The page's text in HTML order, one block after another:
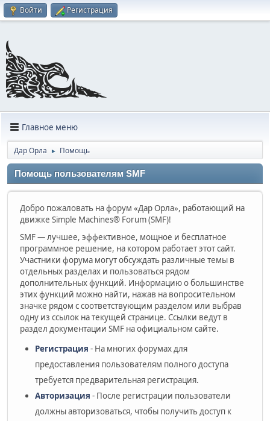
Войти Регистрация
Главное меню
Дар Орла ► Помощь
Помощь пользователям SMF
Добро пожаловать на форум «Дар Орла», работающий на
движке Simple Machines® Forum (SMF)!
SMF — лучшее, эффективное, мощное и бесплатное
программное решение, на котором работает этот сайт.
Участники форума могут обсуждать различные темы в
отдельных разделах и пользоваться рядом
дополнительных функций. Информацию о большинстве
этих функций можно найти, нажав на вопросительном
значке рядом с соответствующим разделом или выбрав
одну из ссылок на текущей странице. Ссылки ведут в
раздел документации SMF на официальном сайте.
Регистрация - На многих форумах для
предоставления пользователям полного доступа
требуется предварительная регистрация.
Авторизация - После регистрации пользователи
должны авторизоваться, чтобы получить доступ к